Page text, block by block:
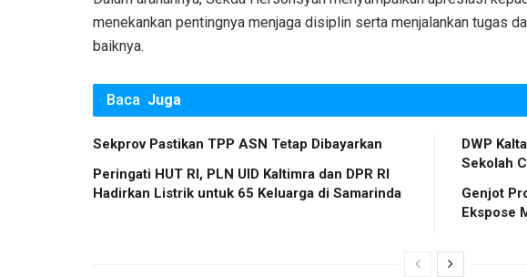
menekankan pentingnya menjaga disiplin serta menjalankan tugas
baiknya.
Baca Juga
Sekprov Pastikan TPP ASN Tetap Dibayarkan
Peringati HUT RI, PLN UID Kaltimra dan DPR RI
Hadirkan Listrik untuk 65 Keluarga di Samarinda
DWP
Sekolah
Genjot
Ekspose